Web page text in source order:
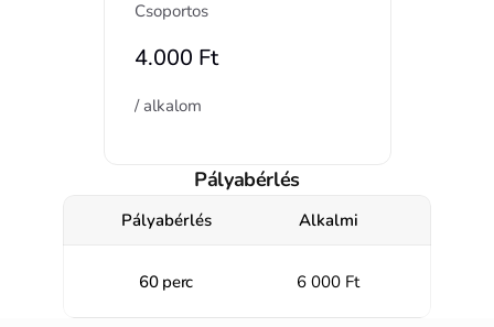
Csoportos
4.000 Ft
/ alkalom
Pályabérlés
Pályabérlés Alkalmi
60 perc 6 000 Ft